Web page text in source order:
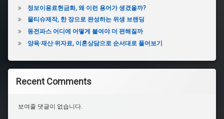
정보이용료현금화, 왜 이런 용어가 생겼을까?
물티슈제작, 한 장으로 완성하는 위생 브랜딩
동전파스 어디에 어떻게 붙여야 더 편해질까
양육·재산·위자료, 이혼상담으로 순서대로 풀어보기
Recent Comments
보여줄 댓글이 없습니다.